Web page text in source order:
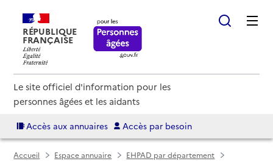
RÉPUBLIQUE
FRANÇAISE
Le site officiel d'information pour les
personnes âgées et les aidants
Accès aux annuaires Accès par besoin
Accueil Espace annuaire
EHPAD par département